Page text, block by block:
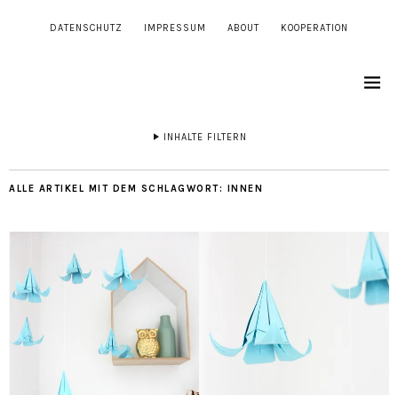
DATENSCHUTZ IMPRESSUM ABOUT KOOPERATION
INHALTE FILTERN
ALLE ARTIKEL MIT DEM SCHLAGWORT: INNEN